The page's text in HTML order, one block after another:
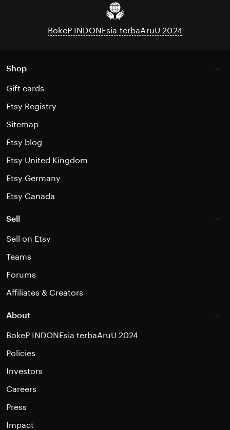
BokeP INDONEsia terbaAruU 2024
Shop
Gift cards
Etsy Registry
Sitemap
Etsy blog
Etsy United Kingdom
Etsy Germany
Etsy Canada
Sell
Sell on Etsy
Teams
Forums
Affiliates & Creators
About
BokeP INDONEsia terbaAruU 2024
Policies
Investors
Careers
Press
Impact